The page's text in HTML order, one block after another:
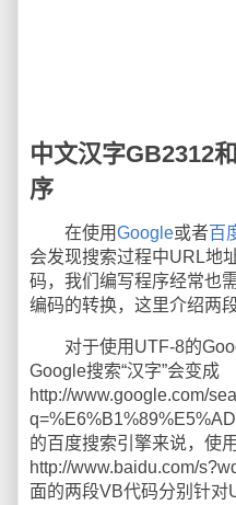
中文汉字GB2312
序
在使用Google或者百
会发现搜索过程中URL地
码，我们编写程序经常也
编码的转换，这里介绍两
对于使用UTF-8的
Google搜索“汉字”会变成
http://www.google.com/
的百度搜索引擎来说，使
http://www.baidu.com/
面的两段VB代码分别针对